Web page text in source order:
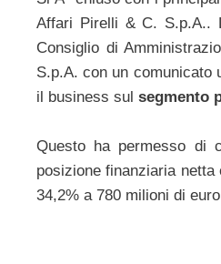
Affari Pirelli & C. S.p.A..
Consiglio di
S.p.A. con un comunicato
il business sul segmento
Questo ha permesso di
posizione finanziaria
34,2% a 780 milioni di